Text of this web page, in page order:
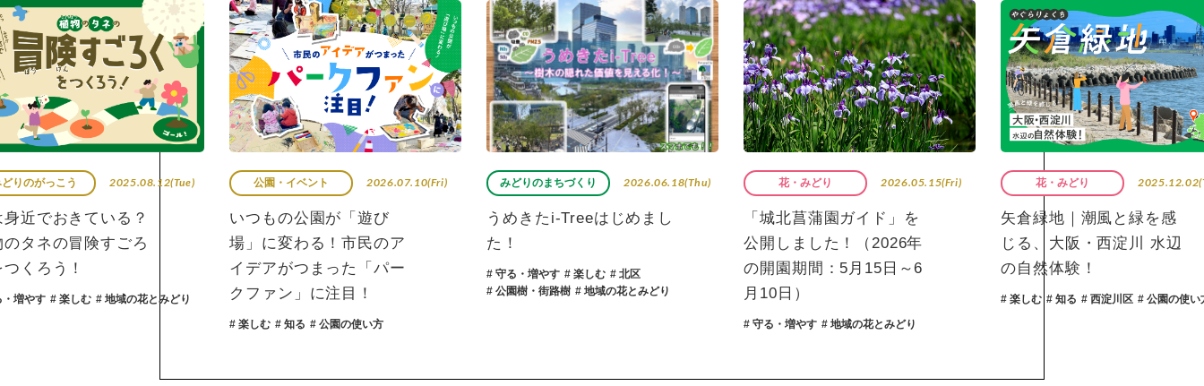
園・イベント 2026.07.10(Fri)
もの公園が「遊び
に変わる！市民のア
がつまった「パー
ァン」に注目！
みどりのまちづくり 2026.06.18(Thu)
うめきたi-Treeはじめまし
た！
# 守る・増やす # 楽しむ # 北区
# 公園樹・街路樹 # 地域の花とみどり
花・みどり 2026.05.15(Fri)
「城北菖蒲園ガイド」を
公開しました！（2026年
の開園期間：5月15日～6
月10日）
花・みどり 2025.12.02(Tue)
矢倉緑地｜潮風と緑を感
じる、大阪・西淀川 水辺
の自然体験！
# 楽しむ # 知る
みどりのがっこう
実は身近でおきている？
植物のタネの冒険すごろ
くをつくろう！
# 守る・増やす # 楽しむ # 地域の花とみ